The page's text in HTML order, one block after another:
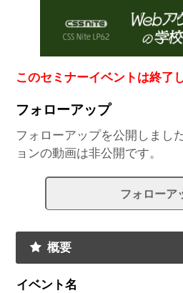
このセミナーイベントは終了
フォローアップ
フォローアップを公開しまし
ョンの動画は非公開です。
フォローア
概要
イベント名